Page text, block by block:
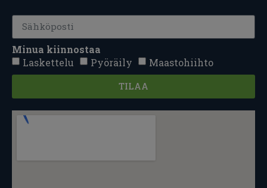
Minua kiinnostaa
Laskettelu
Pyöräily Maastohiihto
TILAA